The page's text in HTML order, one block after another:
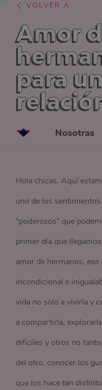
VOLVER A
Amor
para
Nosotras
Hola chicas. Aquí
uno de los
“poderosos” que
primer día que
amor de hermanos,
incondicional e
vida no solo a vivirla y
a compartirla,
difíciles y otros no
del otro, conocer los
que los hace tan